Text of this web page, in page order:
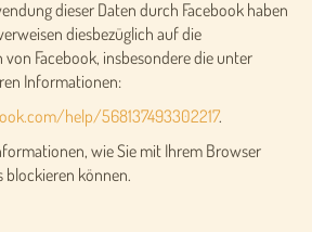
dieser Daten durch Facebook haben
diesbezüglich auf die
Facebook, insbesondere die unter
Informationen:
help/568137493302217.
wie Sie mit Ihrem Browser
blockieren können.